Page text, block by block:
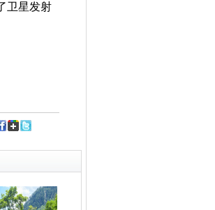
卫星发射